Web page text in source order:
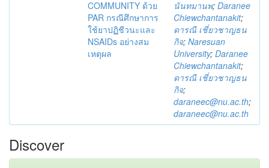
COMMUNITY ด้วย
PAR กรณีศึกษาการ
ใช้ยาปฏิชีวนะและ
NSAIDs อย่างสม
เหตุผล
นันทมานพ; Daranee
Chiewchantanakit;
ดารณี เชี่ยวชาญธน
กิจ; Naresuan
University; Daranee
Chiewchantanakit;
ดารณี เชี่ยวชาญธน
กิจ;
daraneec@nu.ac.th;
daraneec@nu.ac.th
Discover